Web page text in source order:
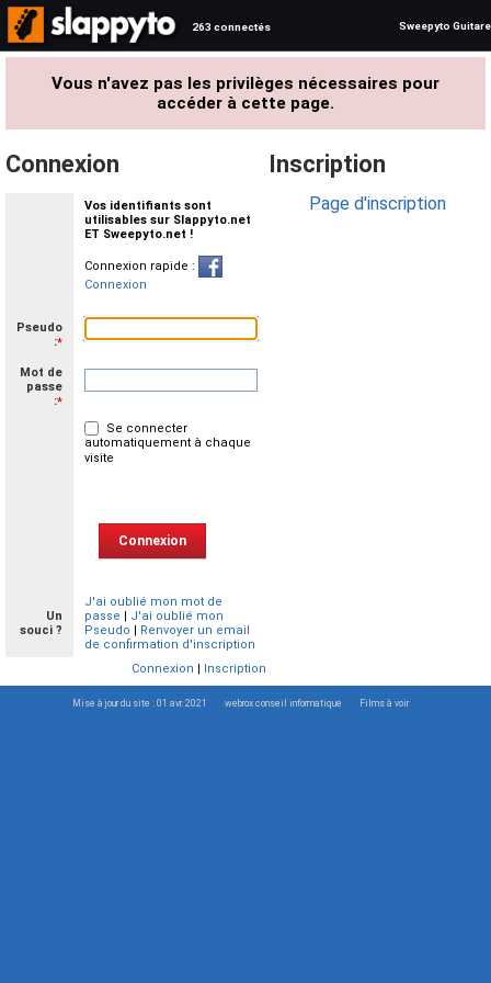
263 connectés Sweepyto Guitare
Vous n'avez pas les privilèges nécessaires pour
accéder à cette page.
Connexion
Vos identifiants sont
utilisables sur Slappyto.net
ET Sweepyto.net !
Connexion rapide :
Connexion
Pseudo
:*
Mot de
passe
:*
Se connecter
automatiquement à chaque
visite
Un
souci ?
J'ai oublié mon mot de
passe | J'ai oublié mon
Pseudo | Renvoyer un email
de confirmation d'inscription
Connexion | Inscription
Inscription
Page d'inscription
Mise à jour du site : 01 avr. 2021 webrox conseil informatique Films à voir